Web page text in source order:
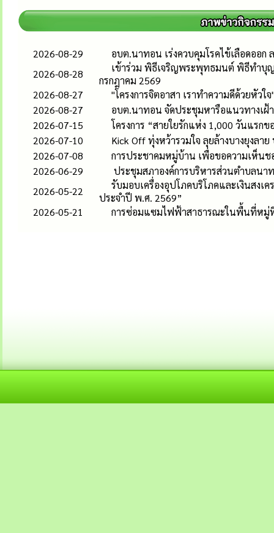
2026-08-29
อบต.นาทอน เร่งควบคุมโรคไข้เลือดอ
2026-08-28
เข้าร่วม พิธีเจริญพระพุทธมนต์ พิธีทำบุญ
กรกฎาคม 2569
2026-08-27
"โครงการจิตอาสา เราทำความดีด้วยหัว
2026-08-27
อบต.นาทอน จัดประชุมหารือแนวทางเฝ้
2026-07-15
โครงการ “สายใยรักแห่ง 1,000 วันแรก
2026-07-10
Kick Off ทุ่งหว้ารวมใจ ลุยล้างบางยุงลา
2026-07-08
การประชาคมหมู่บ้าน เพื่อขอความเห็น
2026-06-29
ประชุมสภาองค์การบริหารส่วนตำบลน
2026-05-22
รับมอบเครื่องอุปโภคบริโภคและเงินสงเ
ประจำปี พ.ศ. 2569”
2026-05-21
การซ่อมแซมไฟฟ้าสาธารณะในพื้นที่ห